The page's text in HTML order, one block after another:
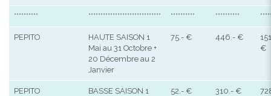
********** ****************************** ********** **********
PEPITO
HAUTE SAISON 1
Mai au 31 Octobre +
20 Décembre au 2
Janvier
75.- € 446.- €
€
PEPITO
BASSE SAISON 1
52.- € 310.- €